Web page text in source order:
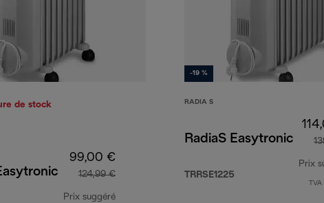
de stock
99,00 €
124,99 €
Prix suggéré
-19 %
RADIA S
RadiaS Easytronic
TRRSE1225
Prix